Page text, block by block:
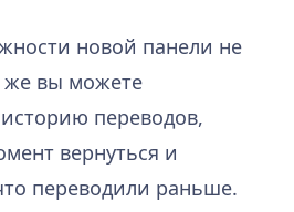
новой панели не
же вы можете
переводов,
вернуться и
переводили раньше.